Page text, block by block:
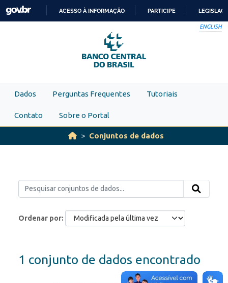
Skip to main content
PARA
O
CONTEÚDO
ACESSO À INFORMAÇÃO PARTICIPE
ENGLISH
Dados Perguntas Frequentes Tutoriais
Contato Sobre o Portal
Conjuntos de dados
Ordenar por
1 conjunto de dados encontrado